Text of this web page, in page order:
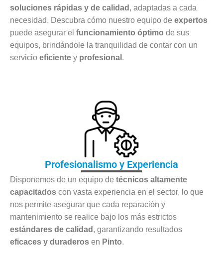
soluciones rápidas y de calidad , adaptadas a cada
necesidad. Descubra cómo nuestro equipo de expertos
puede asegurar el funcionamiento óptimo de sus
equipos, brindándole la tranquilidad de contar con un
servicio eficiente y profesional .
Profesionalismo y Experiencia
Disponemos de un equipo de técnicos altamente
capacitados con vasta experiencia en el sector, lo que
nos permite asegurar que cada reparación y
mantenimiento se realice bajo los más estrictos
estándares de calidad , garantizando resultados
eficaces y duraderos en Pinto.